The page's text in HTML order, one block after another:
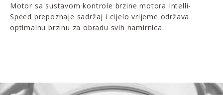
Motor sa sustavom kontrole brzine motora Intelli-
Speed prepoznaje sadržaj i cijelo vrijeme održava
optimalnu brzinu za obradu svih namirnica.